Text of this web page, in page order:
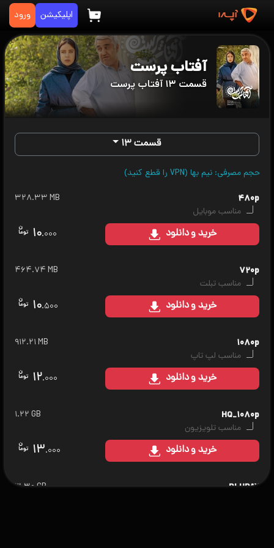
اپلیکیشن ورود
آفتاب پرست
قسمت ۱۳ آفتاب پرست
قسمت ۱۳
حجم مصرفی: نیم بها (VPN را قطع کنید)
۴۸۰p
مناسب موبایل
۳۲۸.۳۳ MB
خریدو دانلود ۱۰.۰۰۰
۷۲۰p
مناسب تبلت
۴۶۴.۷۴ MB
خریدو دانلود ۱۰.۵۰۰
۱۰۸۰p
مناسب لپ تاپ
۹۱۲.۲۱ MB
خریدو دانلود ۱۲.۰۰۰
HQ_۱۰۸۰p
مناسب تلویزیون
۱.۲۲ GB
خریدو دانلود ۱۳.۰۰۰
BLURAY
۳.۳۰ GB